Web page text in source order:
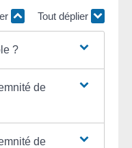
Tout déplier
?
de
de